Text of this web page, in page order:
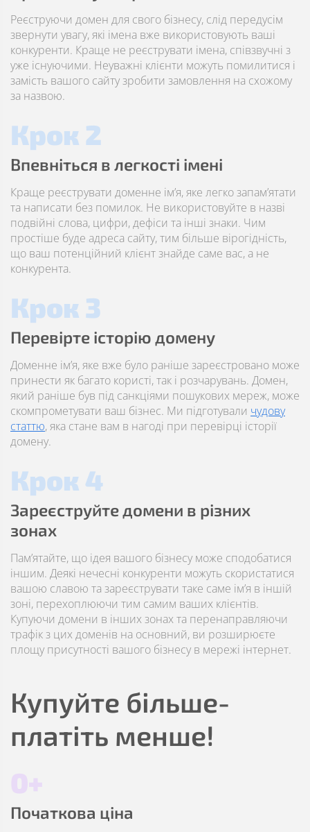
Реєструючи домен для свого бізнесу, слід передусім
звернути увагу, які імена вже використовують ваші
конкуренти. Краще не реєструвати імена, співзвучні з
уже існуючими. Неуважні клієнти можуть помилитися і
замість вашого сайту зробити замовлення на схожому
за назвою.
Крок 2
Впевніться в легкості імені
Краще реєструвати доменне ім’я, яке легко запам’ятати
та написати без помилок. Не використовуйте в назві
подвійні слова, цифри, дефіси та інші знаки. Чим
простіше буде адреса сайту, тим більше вірогідність,
що ваш потенційний клієнт знайде саме вас, а не
конкурента.
Крок 3
Перевірте історію домену
Доменне ім’я, яке вже було раніше зареєстровано може
принести як багато користі, так і розчарувань. Домен,
який раніше був під санкціями пошукових мереж, може
скомпрометувати ваш бізнес. Ми підготували чудову
статтю, яка стане вам в нагоді при перевірці історії
домену.
Крок 4
Зареєструйте домени в різних
зонах
Пам’ятайте, що ідея вашого бізнесу може сподобатися
іншим. Деякі нечесні конкуренти можуть скористатися
вашою славою та зареєструвати таке саме ім’я в іншій
зоні, перехоплюючи тим самим ваших клієнтів.
Купуючи домени в інших зонах та перенаправляючи
трафік з цих доменів на основний, ви розширюєте
площу присутності вашого бізнесу в мережі інтернет.
Купуйте більше-
платіть менше!
0+
Початкова ціна